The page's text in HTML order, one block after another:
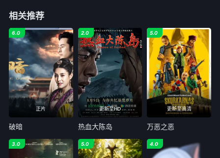
相关推荐
正片
6.0
破暗
更新至HD
2.0
热血大陈岛
更新至高清
5.0
万恶之恶
3.0 5.0 4.0